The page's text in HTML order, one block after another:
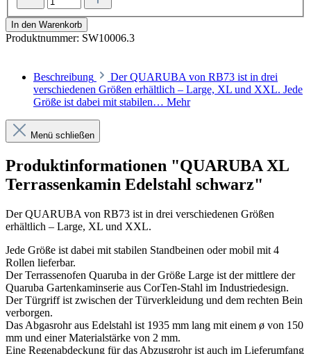
In den Warenkorb
Produktnummer: SW10006.3
Beschreibung
Der QUARUBA von RB73 ist in drei
verschiedenen Größen erhältlich – Large, XL und XXL. Jede
Größe ist dabei mit stabilen… Mehr
Menü schließen
Produktinformationen "QUARUBA XL
Terrassenkamin Edelstahl schwarz"
Der QUARUBA von RB73 ist in drei verschiedenen Größen
erhältlich – Large, XL und XXL.
Jede Größe ist dabei mit stabilen Standbeinen oder mobil mit 4
Rollen lieferbar.
Der Terrassenofen Quaruba in der Größe Large ist der mittlere der
Quaruba Gartenkaminserie aus CorTen-Stahl im Industriedesign.
Der Türgriff ist zwischen der Türverkleidung und dem rechten Bein
verborgen.
Das Abgasrohr aus Edelstahl ist 1935 mm lang mit einem ø von 150
mm und einer Materialstärke von 2 mm.
Eine Regenabdeckung für das Abzusgrohr ist auch im Lieferumfang